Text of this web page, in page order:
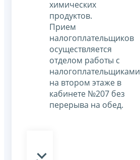
химических
продуктов.
Прием
налогоплательщиков
осуществляется
отделом работы с
налогоплательщиками
на втором этаже в
кабинете №207 без
перерыва на обед.